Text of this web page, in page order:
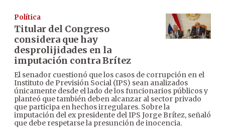
Política
Titular del Congreso
considera que hay
desprolijidades en la
imputación contra Brítez
El senador cuestionó que los casos de corrupción en el
Instituto de Previsión Social (IPS) sean analizados
únicamente desde el lado de los funcionarios públicos y
planteó que también deben alcanzar al sector privado
que participa en hechos irregulares. Sobre la
imputación del ex presidente del IPS Jorge Brítez, señaló
que debe respetarse la presunción de inocencia.